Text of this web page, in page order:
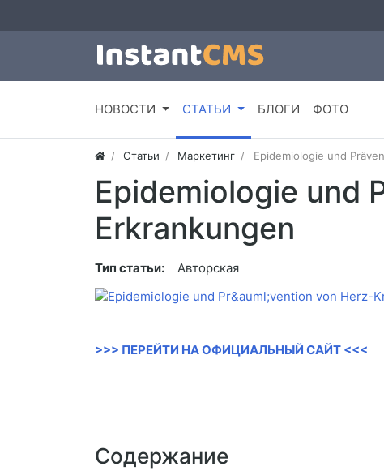
НОВОСТИ СТАТЬИ БЛОГИ ФОТО
Статьи Маркетинг Epidemiologie und
Epidemiologie und
Erkrankungen
Тип статьи: Авторская
>>> ПЕРЕЙТИ НА ОФИЦИАЛЬНЫЙ САЙТ <<<
Содержание